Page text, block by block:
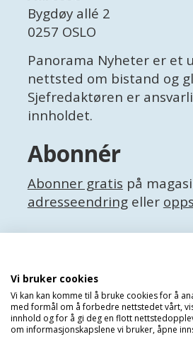
Bygdøy allé 2
0257 OSLO
Panorama Nyheter er et
nettsted om bistand og
Sjefredaktøren er
innholdet.
Abonnér
Abonner gratis på
adresseendringeller
Facebook
Personvernerklæring
Vi bruker cookies
Vi kan kan komme til å bruke cookies for å
med formål om å forbedre nettstedet vårt,
innhold og for å gi deg en flott
om informasjonskapslene vi bruker, åpne